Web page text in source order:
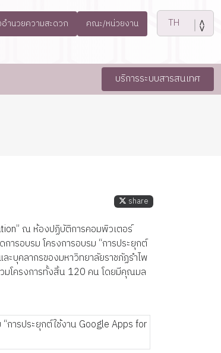
ำนวยความสะดวก คณะ/หน่วยงาน
บริการระบบสารสนเทศ
share
ณ ห้องปฏิบัติการคอมพิวเตอร์
รอบรม โครงการอบรม “การประยุกต์
บุคลากรของมหาวิทยาลัยราชภัฏรำไพ
มโครงการทั้งสิ้น 120 คน โดยมีคุณมล